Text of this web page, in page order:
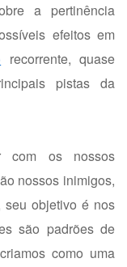
a pertinência
efeitos em
recorrente, quase
pistas da
com os nossos
nossos inimigos,
seu objetivo é nos
são padrões de
como uma